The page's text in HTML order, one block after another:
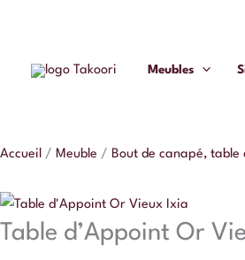
contenu
Meubles
Accueil / Meuble / Bout de canapé,
Table d’Appoint Or